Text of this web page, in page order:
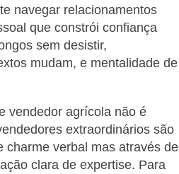
navegar relacionamentos
que constrói confiança
sem desistir,
mudam, e mentalidade de
vendedor agrícola não é
extraordinários são
charme verbal mas através de
clara de expertise. Para